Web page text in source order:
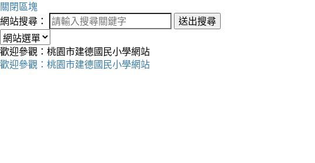
關閉區塊
網站搜尋：
送出搜尋
歡迎參觀：桃園市建德國民小學網站
歡迎參觀：桃園市建德國民小學網站